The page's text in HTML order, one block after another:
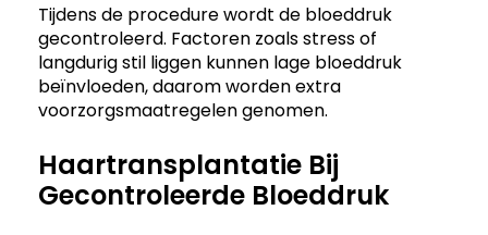
Tijdens de procedure wordt de bloeddruk
gecontroleerd. Factoren zoals stress of
langdurig stil liggen kunnen lage bloeddruk
beïnvloeden, daarom worden extra
voorzorgsmaatregelen genomen.
Haartransplantatie Bij
Gecontroleerde Bloeddruk